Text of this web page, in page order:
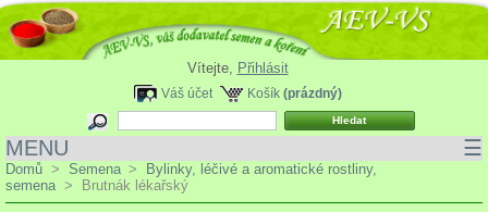
Vítejte, Přihlásit
Košík (prázdný)
Váš účet
MENU ☰
Domů > Semena >
Bylinky, léčivé a aromatické rostliny,
semena > Brutnák lékařský